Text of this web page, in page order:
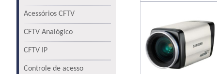
Acessórios CFTV
CFTV Analógico
CFTV IP
Controle de acesso